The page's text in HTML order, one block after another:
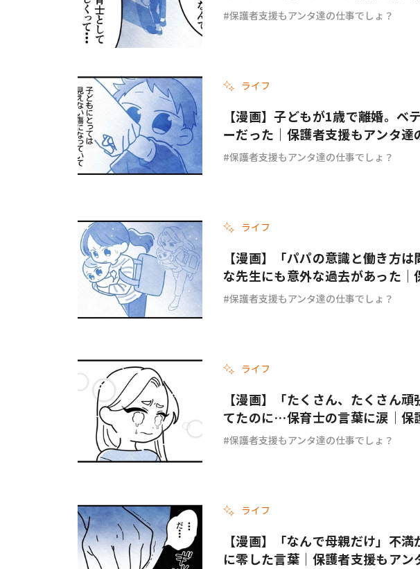
#63
保護者支援もアンタ達の仕事でしょ？
ライフ
【漫画】子どもが1歳で離婚。ベ
ーだった｜保護者支援もアンタ
保護者支援もアンタ達の仕事でしょ？
ライフ
【漫画】「パパの意識と働き方
な先生にも意外な過去があった
でしょ？ #61
保護者支援もアンタ達の仕事でしょ？
ライフ
【漫画】「たくさん、たくさん
てたのに…保育士の言葉に涙｜保
しょ？ #60
保護者支援もアンタ達の仕事でしょ？
ライフ
【漫画】「なんで母親だけ」不
に零した言葉｜保護者支援もア